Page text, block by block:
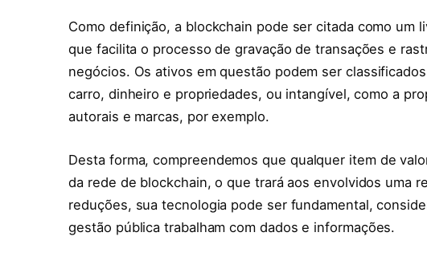
Como definição, a blockchain pode ser citada como um
que facilita o processo de gravação de transações e
negócios. Os ativos em questão podem ser
carro, dinheiro e propriedades, ou intangível, como a
autorais e marcas, por exemplo.
Desta forma, compreendemos que qualquer item de
da rede de blockchain, o que trará aos envolvidos uma
reduções, sua tecnologia pode ser fundamental,
gestão pública trabalham com dados e informações.